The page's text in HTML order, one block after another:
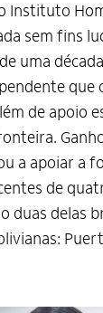
Instituto
sem fins
uma
que
de apoio
a apoiar a
de
duas delas